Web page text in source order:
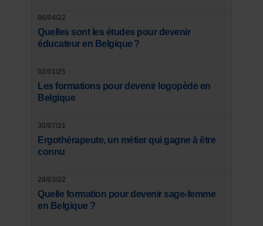
06/04/22
Quelles sont les études pour devenir
éducateur en Belgique ?
02/01/25
Les formations pour devenir logopède en
Belgique
30/07/21
Ergothérapeute, un métier qui gagne à être
connu
28/03/22
Quelle formation pour devenir sage-femme
en Belgique ?